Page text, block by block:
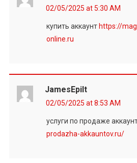
02/05/2025 at 5:30 AM
купить аккаунт https://
online.ru
JamesEpilt
02/05/2025 at 8:53 AM
услуги по продаже
prodazha-akkauntov.ru/